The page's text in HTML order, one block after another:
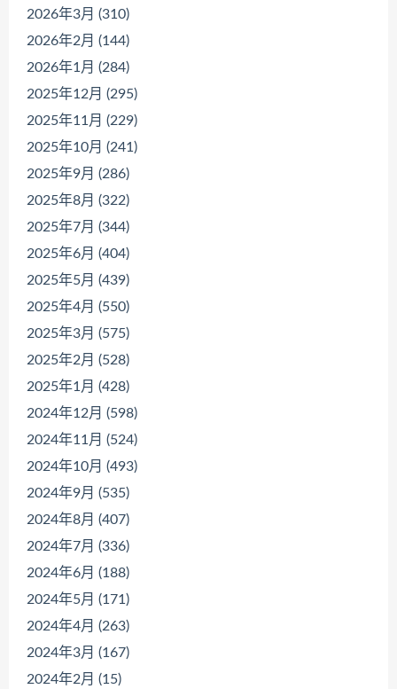
2026年3月 (310)
2026年2月 (144)
2026年1月 (284)
2025年12月 (295)
2025年11月 (229)
2025年10月 (241)
2025年9月 (286)
2025年8月 (322)
2025年7月 (344)
2025年6月 (404)
2025年5月 (439)
2025年4月 (550)
2025年3月 (575)
2025年2月 (528)
2025年1月 (428)
2024年12月 (598)
2024年11月 (524)
2024年10月 (493)
2024年9月 (535)
2024年8月 (407)
2024年7月 (336)
2024年6月 (188)
2024年5月 (171)
2024年4月 (263)
2024年3月 (167)
2024年2月 (15)